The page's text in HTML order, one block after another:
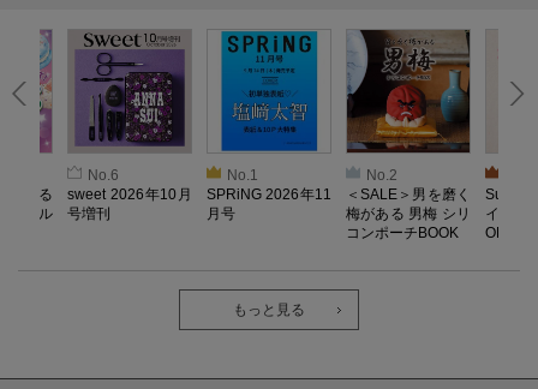
ろける
メル
No.6
sweet 2026年10月
号増刊
No.1
SPRiNG 2026年11
月号
No.2
＜SALE＞男を磨く
梅がある 男梅 シリ
コンポーチBOOK
イーツ
OK
もっと見る